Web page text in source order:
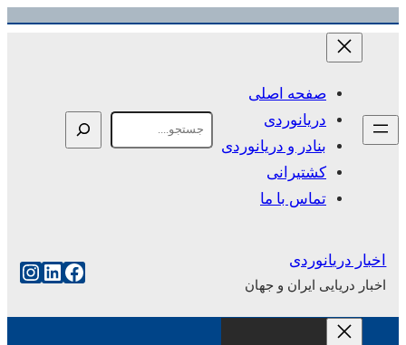
رفتن
صفحه اصلی
دریانوردی
بنادر و دریانوردی
کشتیرانی
تماس با ما
اخبار دریانوردی
اخبار دریایی ایران و جهان
فیس‌بوک